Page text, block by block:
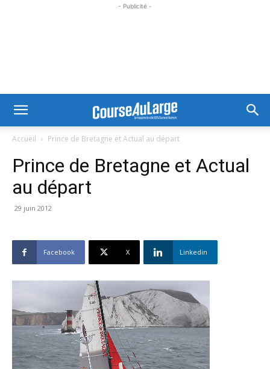
- Publicité -
Accueil Prince de Bretagne et Actual au départ
Prince de Bretagne et Actual
au départ
29 juin 2012
Facebook X Linkedin